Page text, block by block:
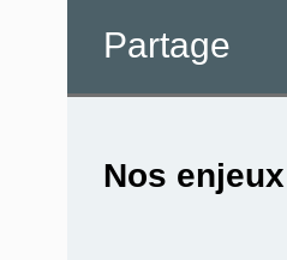
Partage
Nos enjeux